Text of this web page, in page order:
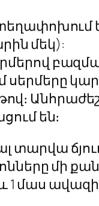
մեկ):
են։
մի
և 1 մաս